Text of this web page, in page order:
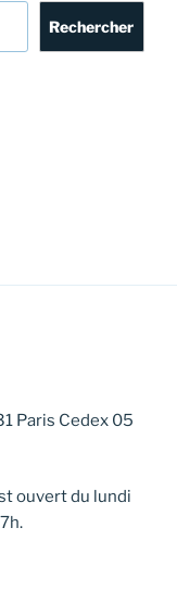
Rechercher
Paris Cedex 05
ouvert du lundi